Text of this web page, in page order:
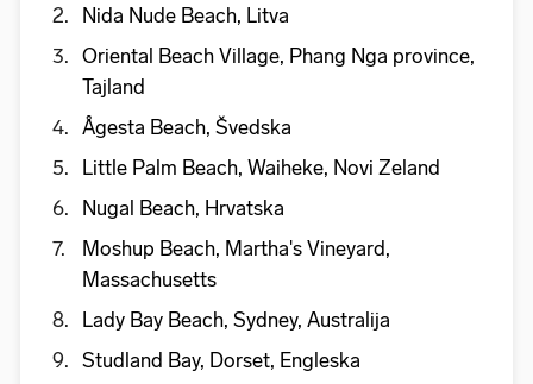
Nida Nude Beach, Litva
Oriental Beach Village, Phang Nga province,
Tajland
Ågesta Beach, Švedska
Little Palm Beach, Waiheke, Novi Zeland
Nugal Beach, Hrvatska
Moshup Beach, Martha's Vineyard,
Massachusetts
Lady Bay Beach, Sydney, Australija
Studland Bay, Dorset, Engleska